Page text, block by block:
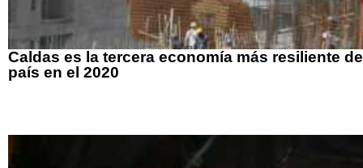
Caldas es la tercera economía más resiliente
país en el 2020